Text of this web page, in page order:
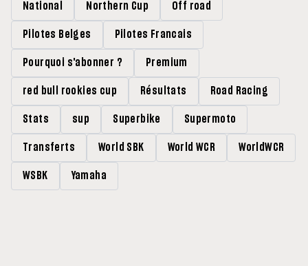
National Northern Cup Off road
Pilotes Belges Pilotes Francais
Pourquoi s'abonner ? Premium
red bull rookies cup Résultats Road Racing
Stats sup Superbike Supermoto
Transferts World SBK World WCR WorldWCR
WSBK Yamaha